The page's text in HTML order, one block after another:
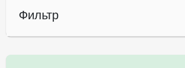
Фильтр